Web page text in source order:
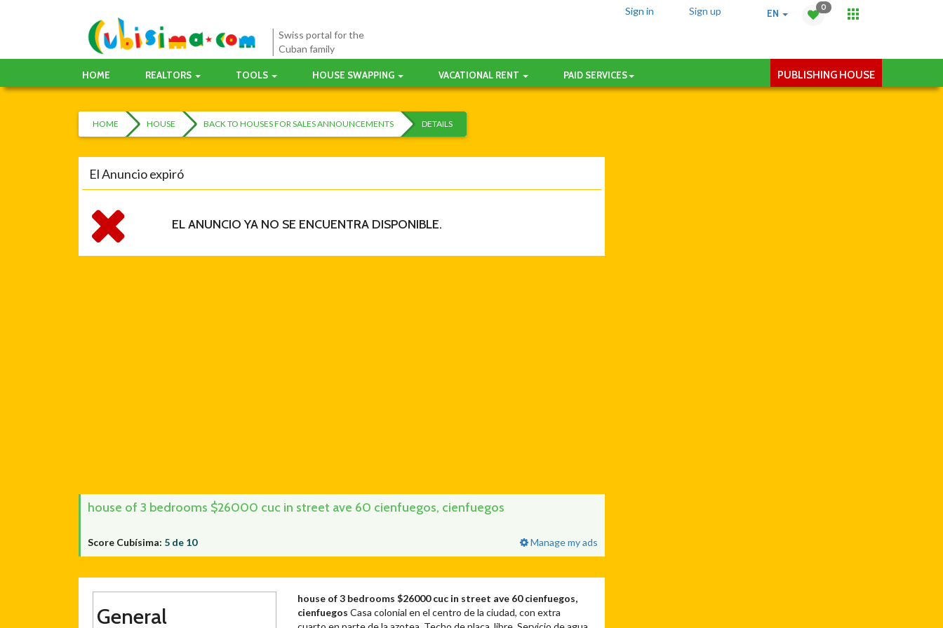
0
EN
Sign up
Sign in
Swiss portal for the
Cuban family
HOME REALTORS TOOLS HOUSE SWAPPING VACATIONAL RENT PAID SERVICES PUBLISHING HOUSE
HOME HOUSE BACK TO HOUSES FOR SALES ANNOUNCEMENTS DETAILS
El Anuncio expiró
EL ANUNCIO YA NO SE ENCUENTRA DISPONIBLE.
house of 3 bedrooms $26000 cuc in street ave 60 cienfuegos, cienfuegos
Score Cubísima: 5 de 10 Manage my ads
General
house of 3 bedrooms $26000 cuc in street ave 60 cienfuegos,
cienfuegos Casa colonial en el centro de la ciudad, con extra